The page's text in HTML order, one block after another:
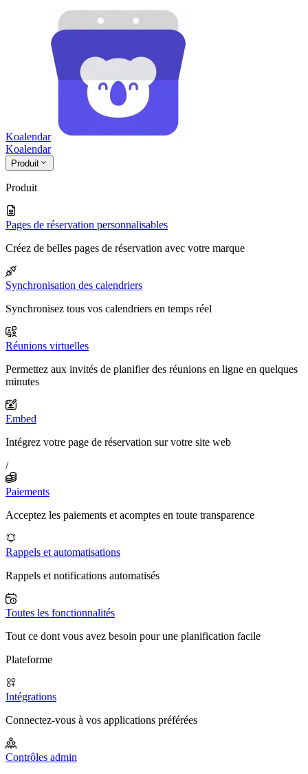
Koalendar
Koalendar
Produit
Produit
Pages de réservation personnalisables
Créez de belles pages de réservation avec votre marque
Synchronisation des calendriers
Synchronisez tous vos calendriers en temps réel
Réunions virtuelles
Permettez aux invités de planifier des réunions en ligne en quelques
minutes
Embed
Intégrez votre page de réservation sur votre site web
/
Paiements
Acceptez les paiements et acomptes en toute transparence
Rappels et automatisations
Rappels et notifications automatisés
Toutes les fonctionnalités
Tout ce dont vous avez besoin pour une planification facile
Plateforme
Intégrations
Connectez-vous à vos applications préférées
Contrôles admin